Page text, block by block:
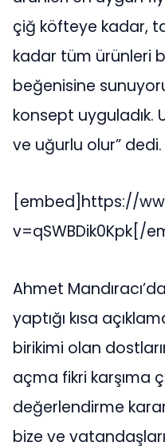
çiğ köfteye kadar,
kadar tüm ürünleri
beğenisine
konsept uyguladık.
ve uğurlu olur” dedi.
[embed]https://
v=qSWBDik0Kpk[/
Ahmet
yaptığı kısa
birikimi olan
açma fikri karşıma
değerlendirme
bize ve